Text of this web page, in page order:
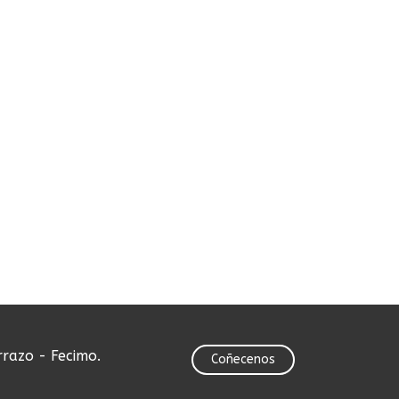
- Fecimo. Coñecenos